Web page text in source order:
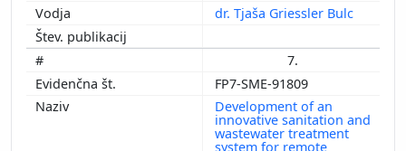
dr. Tjaša Griessler Bulc
7.
FP7-SME-91809
Development of an
innovative sanitation and
wastewater treatment
system for remote